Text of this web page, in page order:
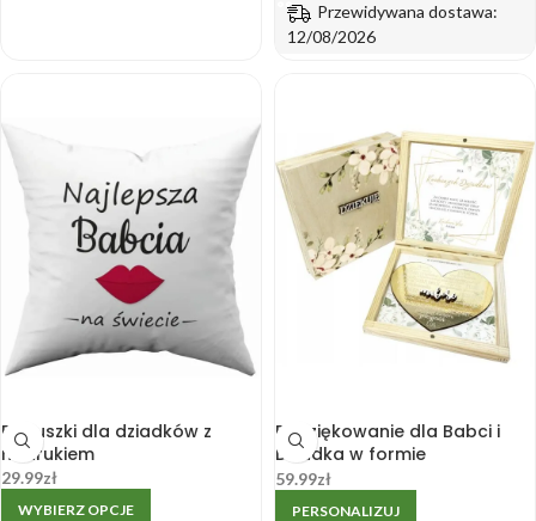
Przewidywana dostawa:
12/08/2026
Poduszki dla dziadków z
nadrukiem
29.99zł
WYBIERZ OPCJE
Podziękowanie dla Babci i
Dziadka w formie
drewnianego pudełka ze
59.99zł
PERSONALIZUJ